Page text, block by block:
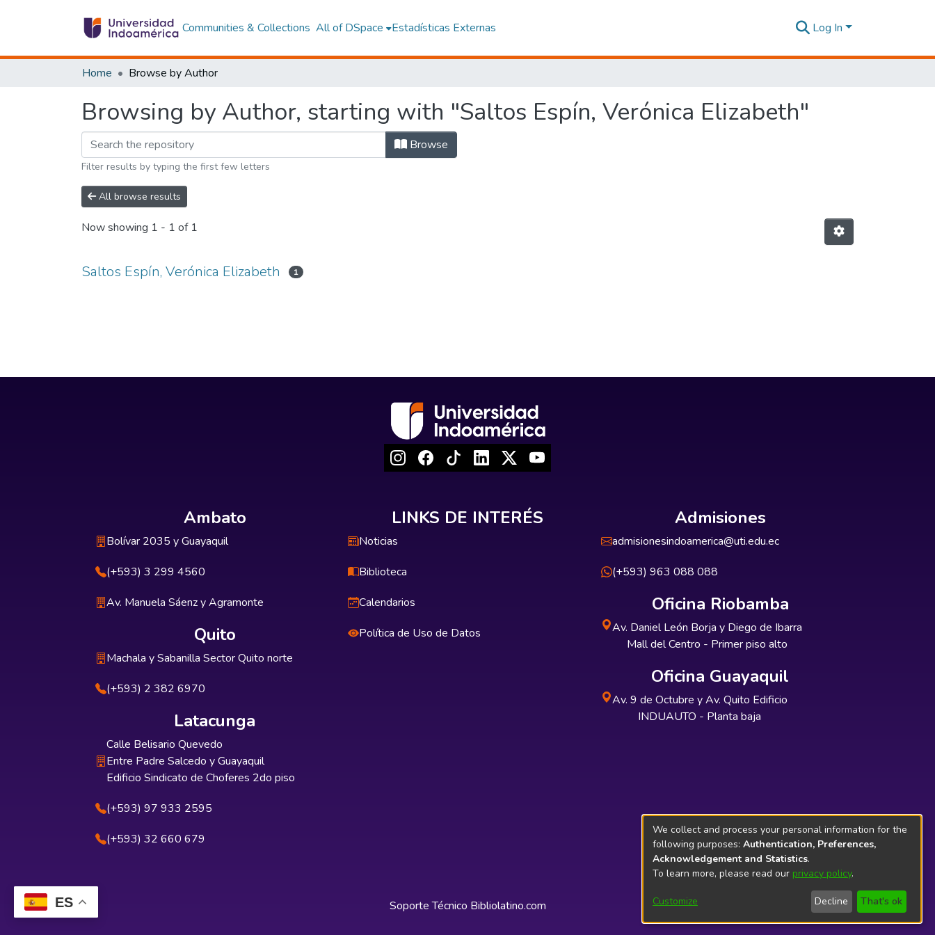
ES
Communities & Collections All of DSpace Estadísticas Externas Log In
Home Browse by Author
Browsing by Author, starting with "Saltos Espín, Verónica Elizabeth"
Browse
Filter results by typing the first few letters
All browse results
Now showing 1 - 1 of 1
Saltos Espín, Verónica Elizabeth 1
Ambato
Bolívar 2035 y Guayaquil
(+593) 3 299 4560
Av. Manuela Sáenz y Agramonte
Quito
Machala y Sabanilla Sector Quito norte
(+593) 2 382 6970
Latacunga
Calle Belisario Quevedo
Entre Padre Salcedo y Guayaquil
Edificio Sindicato de Choferes 2do piso
(+593) 97 933 2595
(+593) 32 660 679
LINKS DE INTERÉS
Noticias
Biblioteca
Calendarios
Política de Uso de Datos
Admisiones
admisionesindoamerica@uti.edu.ec
(+593) 963 088 088
Oficina Riobamba
Av. Daniel León Borja y Diego de Ibarra
Mall del Centro - Primer piso alto
Oficina Guayaquil
Av. 9 de Octubre y Av. Quito Edificio
INDUAUTO - Planta baja
Soporte Técnico Bibliolatino.com
We collect and process your personal information for the
following purposes: Authentication, Preferences,
Acknowledgement and Statistics.
To learn more, please read our privacy policy.
Customize Decline That's ok